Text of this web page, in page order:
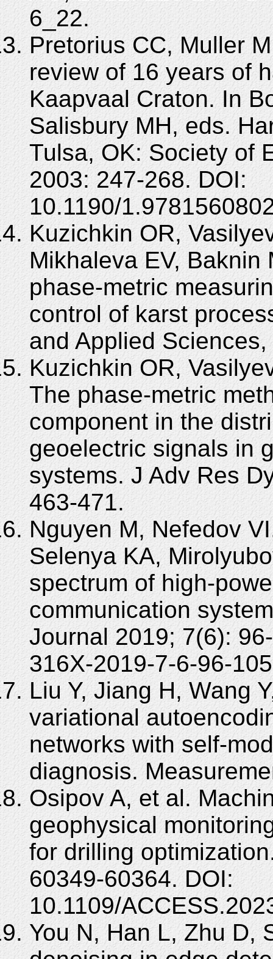
6_22.
Pretorius CC, Muller
review of 16 years of
Kaapvaal Craton. In
Salisbury MH, eds.
Tulsa, OK: Society of
2003: 247-268. DOI:
10.1190/
Kuzichkin OR,
Mikhaleva EV,
phase-metric
control of karst
and Applied
Kuzichkin OR,
The phase-metric
component in the
geoelectric signals in
systems. J Adv Res
463-471.
Nguyen M, Nefedov
Selenya KA,
spectrum of high-
communication
Journal 2019; 7(6):
316X-2019-7-6-96-
Liu Y, Jiang H, Wang
variational
networks with self-
diagnosis.
Osipov A, et al.
geophysical
for drilling
60349-60364. DOI:
10.1109/
You N, Han L, Zhu D,